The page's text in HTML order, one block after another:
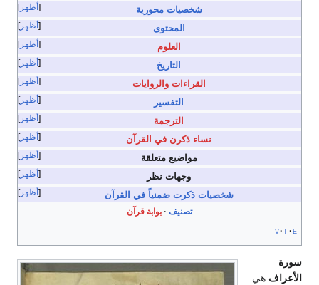
أظهر شخصيات محورية
أظهر المحتوى
أظهر العلوم
أظهر التاريخ
أظهر القراءات والروايات
أظهر التفسير
أظهر الترجمة
أظهر نساء ذكرن في القرآن
أظهر مواضيع متعلقة
أظهر وجهات نظر
أظهر شخصيات ذكرت ضمنياً في القرآن
تصنيف
بوابة قرآن
v t e
سورة
الأعراف هي